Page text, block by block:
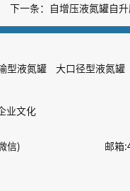
下一条：
自增压液氮罐自
型液氮罐 大口径型液氮罐
业文化
信)
邮箱